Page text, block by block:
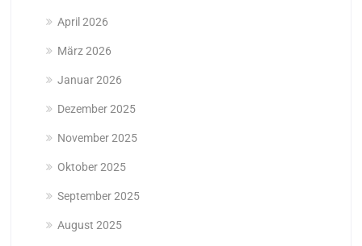
April 2026
März 2026
Januar 2026
Dezember 2025
November 2025
Oktober 2025
September 2025
August 2025